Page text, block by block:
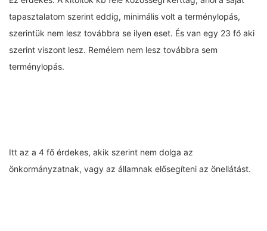
tapasztalatom szerint eddig, minimális volt a terménylopás,
szerintük nem lesz továbbra se ilyen eset. És van egy 23 fő aki
szerint viszont lesz. Remélem nem lesz továbbra sem
terménylopás.
Itt az a 4 fő érdekes, akik szerint nem dolga az
önkormányzatnak, vagy az államnak elősegíteni az önellátást.